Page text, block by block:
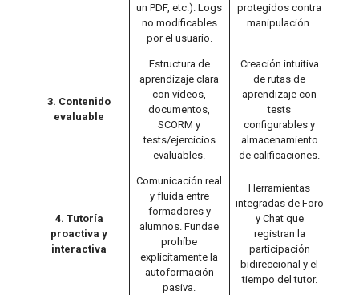
un PDF, etc.). Logs
no modificables
por el usuario.
protegidos contra
manipulación.
3. Contenido
evaluable
Estructura de
aprendizaje clara
con vídeos,
documentos,
SCORM y
tests/ejercicios
evaluables.
Creación intuitiva
de rutas de
aprendizaje con
tests
configurables y
almacenamiento
de calificaciones.
4. Tutoría
proactiva y
interactiva
Comunicación real
y fluida entre
formadores y
alumnos. Fundae
prohíbe
explícitamente la
autoformación
pasiva.
Herramientas
integradas de Foro
y Chat que
registran la
participación
bidireccional y el
tiempo del tutor.